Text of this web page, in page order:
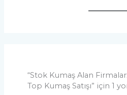
“Stok Kumaş Alan
Top Kumaş Satışı” için 1